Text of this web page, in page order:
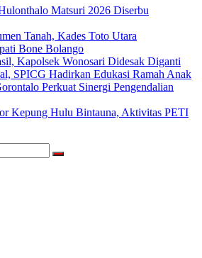
Matsuri 2026 Diserbu
Tanah, Kades Toto Utara
Bone Bolango
Kapolsek Wonosari Didesak Diganti
SPICG Hadirkan Edukasi Ramah Anak
Perkuat Sinergi Pengendalian
Kepung Hulu Bintauna, Aktivitas PETI
Search